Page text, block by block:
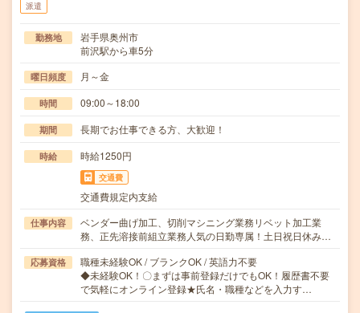
派遣
勤務地
岩手県奥州市
前沢駅から車5分
曜日頻度 月～金
時間 09:00～18:00
期間 長期でお仕事できる方、大歓迎！
時給 時給1250円
交通費
交通費規定内支給
仕事内容
ベンダー曲げ加工、切削マシニング業務リベット加工業
務、正先溶接前組立業務人気の日勤専属！土日祝日休み…
応募資格
職種未経験OK / ブランクOK / 英語力不要
◆未経験OK！〇まずは事前登録だけでもOK！履歴書不要
で気軽にオンライン登録★氏名・職種などを入力す…